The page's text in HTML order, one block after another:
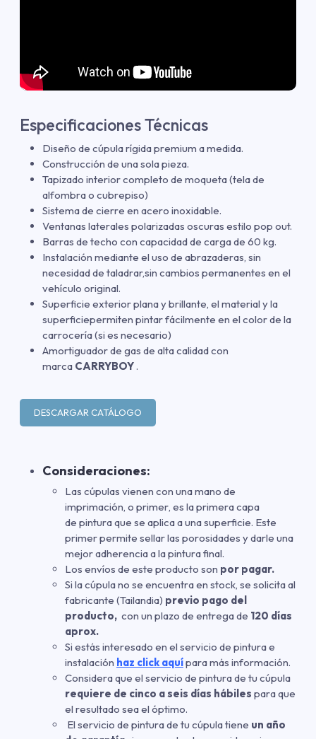
Especificaciones Técnicas
Diseño de cúpula rígida premium a medida.
Construcción de una sola pieza.
Tapizado interior completo de moqueta (tela de
alfombra o cubrepiso)
Sistema de cierre en acero inoxidable.
Ventanas laterales polarizadas oscuras estilo pop out.
Barras de techo con capacidad de carga de 60 kg.
Instalación mediante el uso de abrazaderas, sin
necesidad de taladrar,sin cambios permanentes en el
vehículo original.
Superficie exterior plana y brillante, el material y la
superficiepermiten pintar fácilmente en el color de la
carrocería (si es necesario)
Amortiguador de gas de alta calidad con
marca CARRYBOY .
DESCARGAR CATÁLOGO
Consideraciones:
Las cúpulas vienen con una mano de
imprimación o primer es la primera capa
de pintura que se aplica a una superficie. Este
primer permite sellar las porosidades y darle una
mejor adherencia a la pintura final.
Los envíos de este producto son por pagar.
Si la cúpula no se encuentra en stock, se solicita al
fabricante (Tailandia) previo pago del
producto, con un plazo de entrega de 120 días
aprox.
Si estás interesado en el servicio de pintura e
instalación haz click aquípara más información.
Considera que el servicio de pintura de tu cúpula
requiere de cinco a seis días hábiles para que
el resultado sea el óptimo.
El servicio de pintura de tu cúpula tiene un año